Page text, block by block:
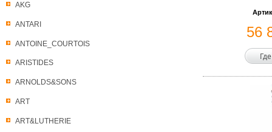
AKG
ANTARI
ANTOINE_COURTOIS
ARISTIDES
ARNOLDS&SONS
ART
ART&LUTHERIE
56